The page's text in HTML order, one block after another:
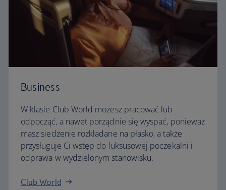
Business
W klasie Club World możesz pracować lub
odpocząć, a nawet porządnie się wyspać, ponieważ
masz siedzenie rozkładane na płasko, a także
przysługuje Ci wstęp do luksusowej poczekalni i
odprawa w wydzielonym stanowisku.
Club World